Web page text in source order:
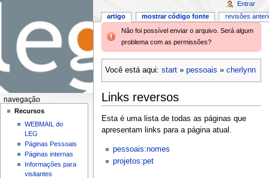
Não foi possível enviar o arquivo. Será algum
problema com as permissões?
Você está aqui: start» pessoais » cherlynn
Links reversos
Esta é uma lista de todas as páginas que
apresentam links para a página atual.
pessoais:nomes
projetos:pet
artigo mostrar código fonte revisões
Entrar
navegação
Recursos
WEBMAIL do
LEG
Páginas Pessoais
Páginas internas
Informações para
visitantes